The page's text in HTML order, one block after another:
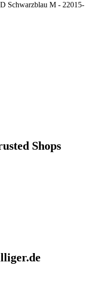
Schwarzblau M - 22015-
Shops